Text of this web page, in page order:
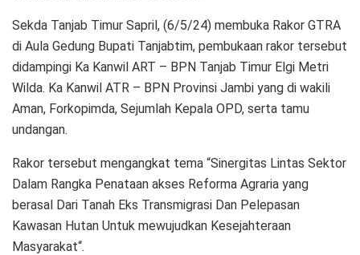
Sekda Tanjab Timur Sapril, (6/5/24) membuka Rakor GTRA
di Aula Gedung Bupati Tanjabtim, pembukaan rakor tersebut
didampingi Ka Kanwil ART – BPN Tanjab Timur Elgi Metri
Wilda. Ka Kanwil ATR – BPN Provinsi Jambi yang di wakili
Aman, Forkopimda, Sejumlah Kepala OPD, serta tamu
undangan.
Rakor tersebut mengangkat tema “Sinergitas Lintas Sektor
Dalam Rangka Penataan akses Reforma Agraria yang
berasal Dari Tanah Eks Transmigrasi Dan Pelepasan
Kawasan Hutan Untuk mewujudkan Kesejahteraan
Masyarakat“.